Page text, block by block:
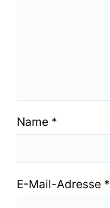
Name *
E-Mail-Adresse *